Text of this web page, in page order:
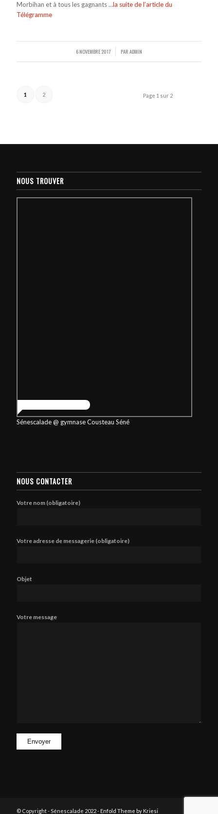
Morbihan et à tous les gagnants …la suite de l’article du
Télégramme
6 NOVEMBRE 2017
/ PARADMIN
Page 1 sur 2
1 2
NOUS TROUVER
Sénescalade @ gymnase Cousteau Séné
NOUS CONTACTER
Votre nom (obligatoire)
Votre adresse de messagerie (obligatoire)
Objet
Votre message
© Copyright - Sénescalade 2022 - Enfold Theme by Kriesi